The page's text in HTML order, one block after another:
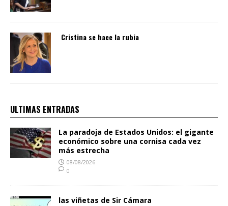
Cristina se hace la rubia
ULTIMAS ENTRADAS
La paradoja de Estados Unidos: el gigante
económico sobre una cornisa cada vez
más estrecha
08/08/2026
0
las viñetas de Sir Cámara